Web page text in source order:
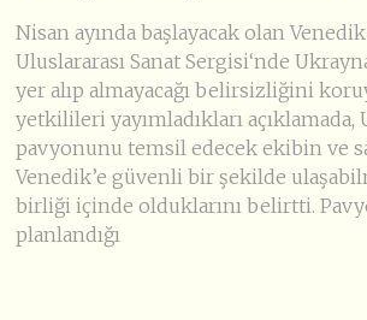
Nisan ayında başlayacak olan
Uluslararası Sanat Sergisi‘nde
yer alıp almayacağı belirsizliğini
yetkilileri yayımladıkları açıklamada,
pavyonunu temsil edecek ekibin ve
Venedik’e güvenli bir şekilde
birliği içinde olduklarını belirtti.
planlandığı